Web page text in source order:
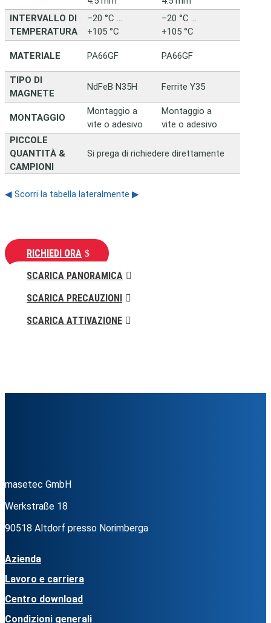
INTERVALLO DI
TEMPERATURA
–20 °C …
+105 °C
–20 °C …
+105 °C
MATERIALE PA66GF PA66GF
TIPO DI
MAGNETE
NdFeB N35H Ferrite Y35
MONTAGGIO
Montaggio a
vite o adesivo
Montaggio a
vite o adesivo
PICCOLE
QUANTITÀ &
CAMPIONI
Si prega di richiedere direttamente
◀ Scorri la tabella lateralmente ▶
RICHIEDI ORA
SCARICA PANORAMICA
SCARICA PRECAUZIONI
SCARICA ATTIVAZIONE
masetec GmbH
Werkstraße 18
90518 Altdorf presso Norimberga
Azienda
Lavoro e carriera
Centro download
Condizioni generali